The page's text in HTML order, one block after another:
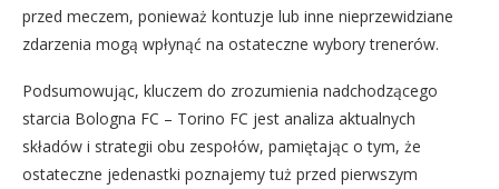
przed meczem, ponieważ kontuzje lub inne nieprzewidziane
zdarzenia mogą wpłynąć na ostateczne wybory trenerów.
Podsumowując, kluczem do zrozumienia nadchodzącego
starcia Bologna FC – Torino FC jest analiza aktualnych
składów i strategii obu zespołów, pamiętając o tym, że
ostateczne jedenastki poznajemy tuż przed pierwszym